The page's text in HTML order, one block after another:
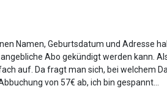
Namen, Geburtsdatum und Adresse
Abo gekündigt werden kann.
auf. Da fragt man sich, bei welchem
von 57€ ab, ich bin gespannt…